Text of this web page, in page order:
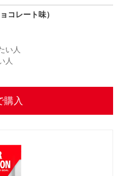
コレート味）
い人
人
購入